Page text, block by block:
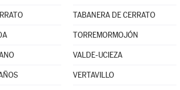
TABANERA DE CERRATO
TORREMORMOJÓN
VALDE-UCIEZA
VERTAVILLO